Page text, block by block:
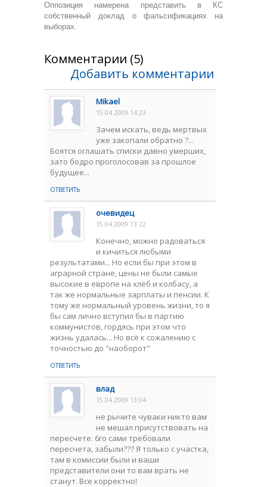
Оппозиция намерена представить в КС
собственный доклад о фальсификациях на
выборах.
Комментарии (5)
Добавить комментарии
Mikael
15.04.2009 14:23
Зачем искать, ведь мертвых
уже закопали обратно ?...
Боятся оглашать списки давно умерших,
зато бодро проголосовав за прошлое
будущее...
ОТВЕТИТЬ
очевидец
15.04.2009 13:22
Конечно, можно радоваться
и кичиться любыми
результатами... Но если бы при этом в
аграрной стране, цены не были самые
высокие в европе на хлеб и колбасу, а
так же нормальные зарплаты и пенсии. К
тому же нормальный уровень жизни, то я
бы сам лично вступил бы в партию
коммунистов, гордясь при этом что
жизнь удалась... Но всё к сожалению с
точностью до "наоборот"
ОТВЕТИТЬ
влад
15.04.2009 13:04
не рычите чуваки никто вам
не мешал присутствовать на
пересчете. 6го сами требовали
пересчета, забыли??? Я только с участка,
там в комиссии были и ваши
представители они то вам врать не
станут. Все корректно!